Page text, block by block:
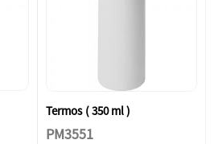
Termos ( 350 ml )
PM3551